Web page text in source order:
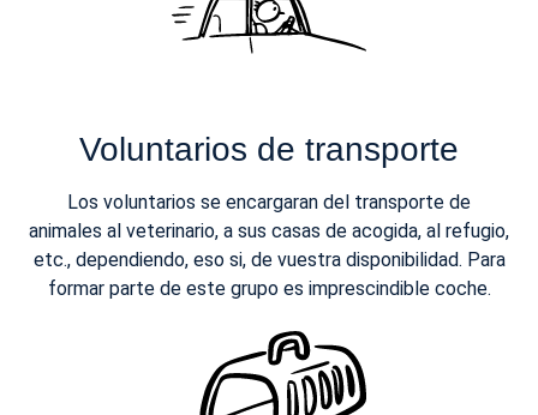
Voluntarios de transporte
Los voluntarios se encargaran del transporte de
animales al veterinario, a sus casas de acogida, al refugio,
etc., dependiendo, eso si, de vuestra disponibilidad. Para
formar parte de este grupo es imprescindible coche.